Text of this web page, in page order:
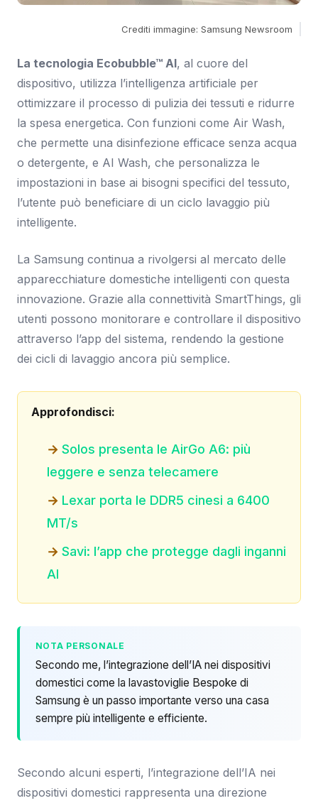
Crediti immagine: Samsung Newsroom
La tecnologia Ecobubble™ AI, al cuore del
dispositivo, utilizza l’intelligenza artificiale per
ottimizzare il processo di pulizia dei tessuti e ridurre
la spesa energetica. Con funzioni come Air Wash,
che permette una disinfezione efficace senza acqua
o detergente, e AI Wash, che personalizza le
impostazioni in base ai bisogni specifici del tessuto,
l’utente può beneficiare di un ciclo lavaggio più
intelligente.
La Samsung continua a rivolgersi al mercato delle
apparecchiature domestiche intelligenti con questa
innovazione. Grazie alla connettività SmartThings, gli
utenti possono monitorare e controllare il dispositivo
attraverso l’app del sistema, rendendo la gestione
dei cicli di lavaggio ancora più semplice.
Approfondisci:
Solos presenta le AirGo A6: più
leggere e senza telecamere
Lexar porta le DDR5 cinesi a 6400
MT/s
Savi: l’app che protegge dagli inganni
AI
NOTA PERSONALE
Secondo me, l’integrazione dell’IA nei dispositivi
domestici come la lavastoviglie Bespoke di
Samsung è un passo importante verso una casa
sempre più intelligente e efficiente.
Secondo alcuni esperti, l’integrazione dell’IA nei
dispositivi domestici rappresenta una direzione